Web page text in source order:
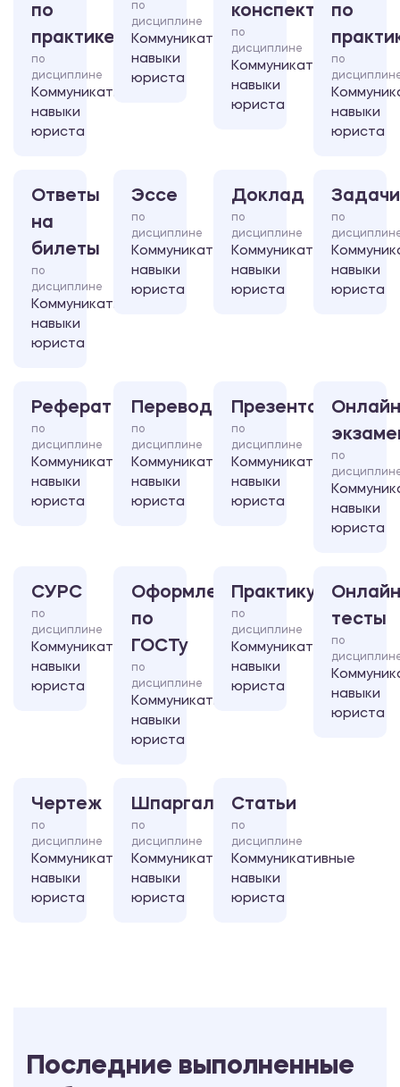
по
практике
по
дисциплине
Коммуникативные
навыки
юриста
по
дисциплине
Коммуникативные
навыки
юриста
конспект
по
дисциплине
Коммуникативные
навыки
юриста
по
по
навыки
юриста
Ответы
на
билеты
по
дисциплине
Коммуникативные
навыки
юриста
Эссе
по
дисциплине
Коммуникативные
навыки
юриста
Доклад
по
дисциплине
Коммуникативные
навыки
юриста
Задачи
по
навыки
юриста
Реферат
по
дисциплине
Коммуникативные
навыки
юриста
Перевод
по
дисциплине
Коммуникативные
навыки
юриста
Презентация
по
дисциплине
Коммуникативные
навыки
юриста
по
навыки
юриста
СУРС
по
дисциплине
Коммуникативные
навыки
юриста
Оформление
по
ГОСТу
по
дисциплине
Коммуникативные
навыки
юриста
Практикум
по
дисциплине
Коммуникативные
навыки
юриста
тесты
по
навыки
юриста
Чертеж
по
дисциплине
Коммуникативные
навыки
юриста
Шпаргалка
по
дисциплине
Коммуникативные
навыки
юриста
Статьи
по
дисциплине
Коммуникативные
навыки
юриста
Последние выполненные